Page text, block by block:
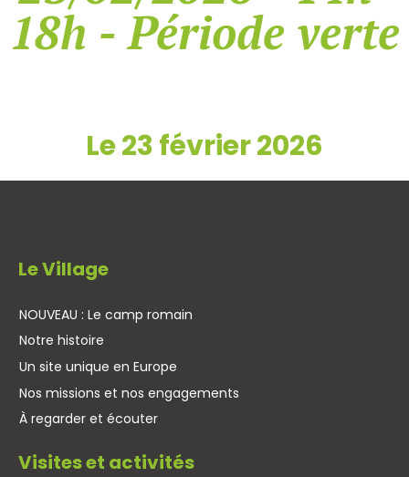
18h - Période verte
Le 23 février 2026
Le Village
NOUVEAU : Le camp romain
Notre histoire
Un site unique en Europe
Nos missions et nos engagements
À regarder et écouter
Visites et activités